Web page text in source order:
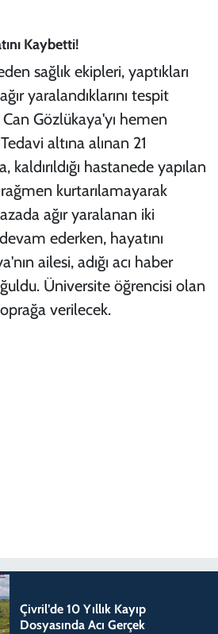
Kaybetti!
sağlık ekipleri, yaptıkları
yaralandıklarını tespit
Gözlükaya'yı hemen
altına alınan 21
kaldırıldığı hastanede yapılan
kurtarılamayarak
ağır yaralanan iki
ederken, hayatını
ailesi, adığı acı haber
Üniversite öğrencisi olan
verilecek.
Çivril’de 10 Yıllık Kayıp
Dosyasında Acı Gerçek